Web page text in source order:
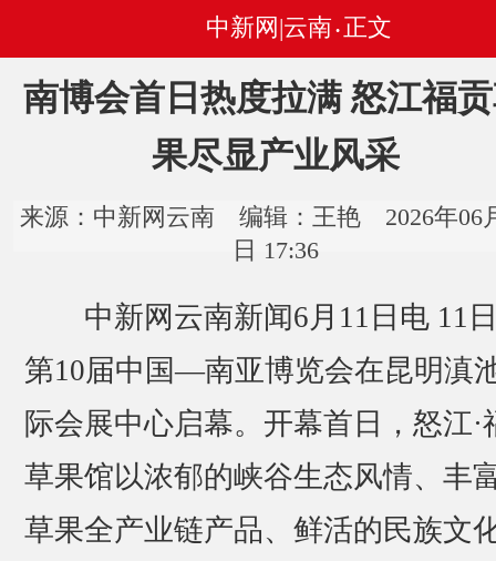
中新网|云南 • 正文
南博会首日热度拉满 怒江福
果尽显产业风采
来源：中新网云南 编辑：王艳 2026年06
日 17:36
中新网云南新闻6月11日电 11
第10届中国—南亚博览会在昆明滇
际会展中心启幕。开幕首日，怒江·
草果馆以浓郁的峡谷生态风情、丰
草果全产业链产品、鲜活的民族文